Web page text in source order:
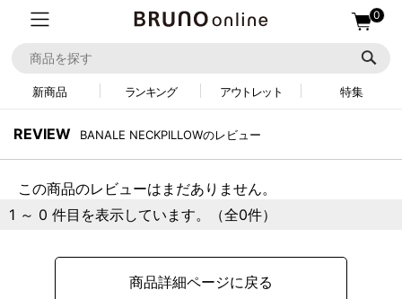
0
新商品 ランキング アウトレット 特集
REVIEW BANALE NECKPILLOWのレビュー
この商品のレビューはまだありません。
1 ～ 0 件目を表示しています。（全0件）
商品詳細ページに戻る